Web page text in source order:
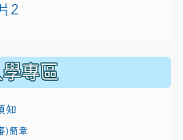
presentation/d/
2
專區
知
)簡章